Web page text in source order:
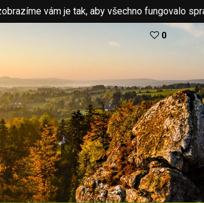
vám je tak, aby všechno fungovalo
0